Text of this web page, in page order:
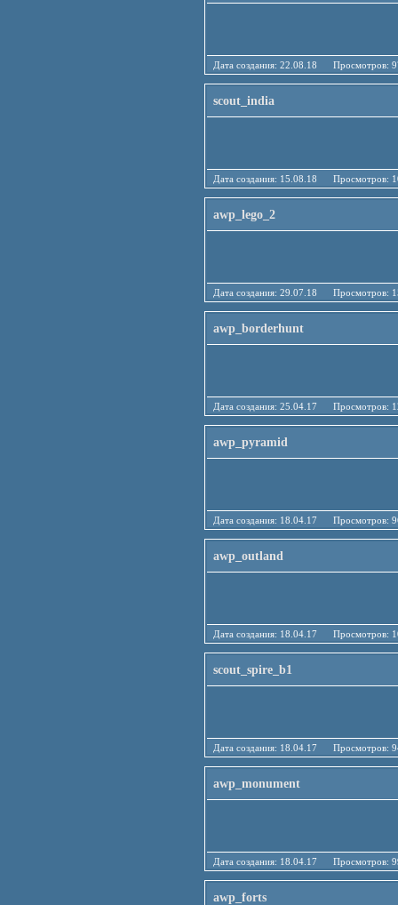
Дата создания: 22.08.18
scout_india
Дата создания: 15.08.18
awp_lego_2
Дата создания: 29.07.18
awp_borderhunt
Дата создания: 25.04.17
awp_pyramid
Дата создания: 18.04.17
awp_outland
Дата создания: 18.04.17
scout_spire_b1
Дата создания: 18.04.17
awp_monument
Дата создания: 18.04.17
awp_forts